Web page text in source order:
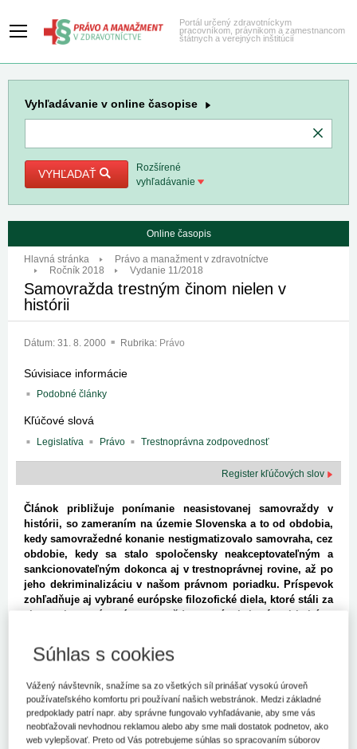
Portál určený zdravotníckym
pracovníkom, právnikom a zamestnancom
štátnych a verejných inštitúcií
Vyhľadávanie v online časopise
VYHĽADAŤ
Rozšírené
vyhľadávanie
Online časopis
Hlavná stránka
Právo a manažment v zdravotníctve
Ročník 2018
Vydanie 11/2018
Samovražda trestným činom nielen v
histórii
Dátum: 31. 8. 2000 Rubrika: Právo
Súvisiace informácie
Podobné články
Kľúčové slová
Legislatíva Právo Trestnoprávna zodpovednosť
Register kľúčových slov
Článok približuje ponímanie neasistovanej samovraždy v
histórii, so zameraním na územie Slovenska a to od obdobia,
kedy samovražedné konanie nestigmatizovalo samovraha, cez
obdobie, kedy sa stalo spoločensky neakceptovateľným a
sankcionovateľným dokonca aj v trestnoprávnej rovine, až po
jeho dekriminalizáciu v našom právnom poriadku. Príspevok
zohľadňuje aj vybrané európske filozofické diela, ktoré stáli za
zlomami v ponímaní samovraždy v európskej právnej kultúre.
súčasných právnych poriadkov, ktoré samovraždu
(nevydarený pokus o ňu) kvalifikujú ako trestný čin.
Stigmatizovanie samovraždy sa stalo najzásadnejším po vzraste
vplyvu katolíckej cirkvi na spoločnosť, vrátane štátneho aparátu.
Predkresťanská spoločnosť neodsudzovala samovraždy až tak
rázne. Napríklad v starovekých Aténach bola samovražda
Súhlas s cookies
Vážený návštevník, snažíme sa zo všetkých síl prinášať vysokú úroveň
používateľského komfortu pri používaní našich webstránok. Medzi základné
predpoklady patrí napr. aby správne fungovalo vyhľadávanie, aby sme vás
neobťažovali nevhodnou reklamou alebo aby sme mali dostatok podnetov, ako
web vylepšovať. Preto od Vás potrebujeme súhlas so spracovaním súborov